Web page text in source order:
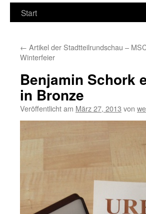
Start
← Artikel der Stadtteilrundschau –
Winterfeier
Benjamin Schork
in Bronze
Veröffentlicht am März 27, 2013 von